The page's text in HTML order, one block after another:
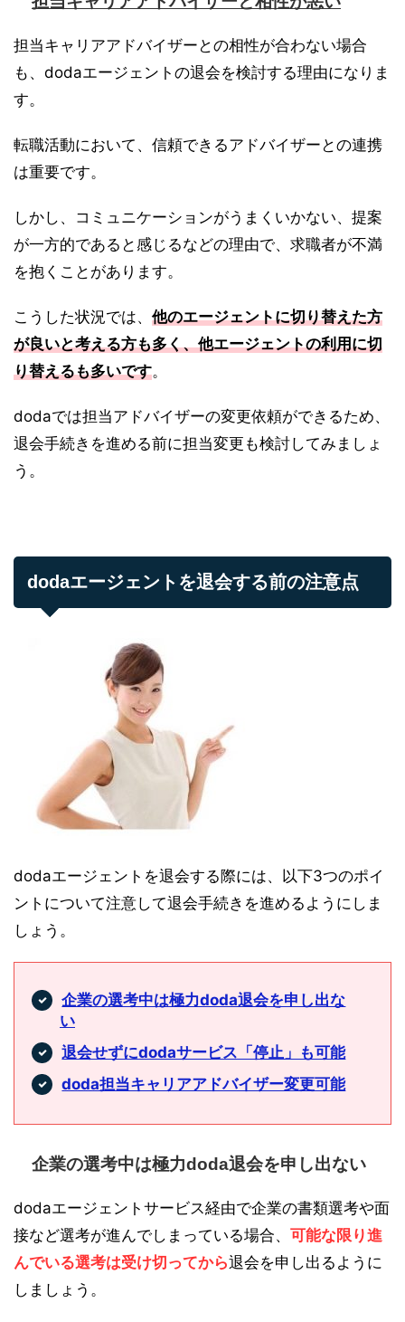
担当キャリアアドバイザーとの相性が合わない場合
も、dodaエージェントの退会を検討する理由になりま
す。
転職活動において、信頼できるアドバイザーとの連携
は重要です。
しかし、コミュニケーションがうまくいかない、提案
が一方的であると感じるなどの理由で、求職者が不満
を抱くことがあります。
こうした状況では、 他のエージェントに切り替えた方
が良いと考える方も多く、他エージェントの利用に切
り替えるも多いです。
dodaでは担当アドバイザーの変更依頼ができるため、
退会手続きを進める前に担当変更も検討してみましょ
う。
dodaエージェントを退会する前の注意点
dodaエージェントを退会する際には、以下3つのポイ
ントについて注意して退会手続きを進めるようにしま
しょう。
企業の選考中は極力doda退会を申し出な
い
退会せずにdodaサービス「停止」も可能
doda担当キャリアアドバイザー変更可能
企業の選考中は極力doda退会を申し出ない
dodaエージェントサービス経由で企業の書類選考や面
接など選考が進んでしまっている場合、 可能な限り進
んでいる選考は受け切ってから退会を申し出るように
しましょう。